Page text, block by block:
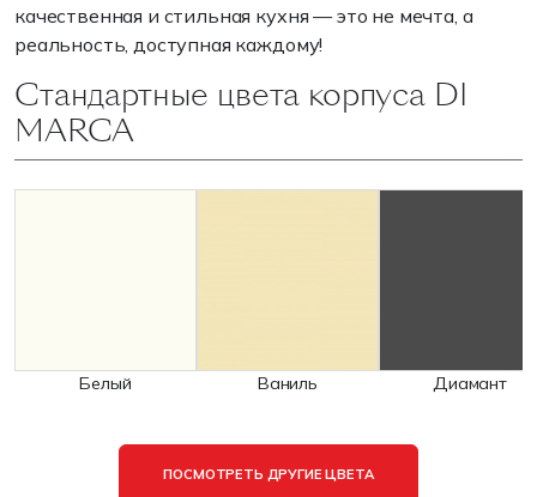
качественная и стильная кухня — это не мечта, а
реальность, доступная каждому!
Стандартные цвета корпуса DI
MARCA
Белый Ваниль Диамант
ПОСМОТРЕТЬ ДРУГИЕ ЦВЕТА